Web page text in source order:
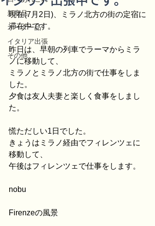
新商品
オーダー品
イタリア出張
その他
現在(7月2日)、ミラノ北方の街の定宿に
滞在中です。
昨日は、早朝の列車でラーマからミラ
ノに移動して、
ミラノとミラノ北方の街で仕事をしま
した。
夕食は友人夫妻と楽しく食事をしまし
た。
慌ただしい1日でした。
きょうはミラノ経由でフィレンツェに
移動して、
午後はフィレンツェで仕事をします。
nobu
Firenzeの風景